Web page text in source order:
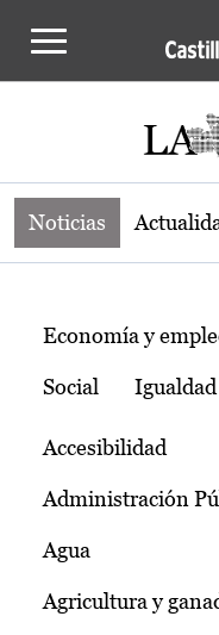
Noticias de la
Noticias
Temas
Economía y
Social Igualdad
Accesibilidad
Administración
Agua
Agricultura y